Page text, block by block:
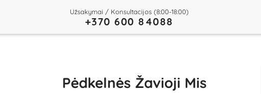
Užsakymai / Konsultacijos (8:00-18:00)
+370 600 84088
Pėdkelnės Žavioji Mis